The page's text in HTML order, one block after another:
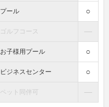
プール ○
ゴルフコース ―
お子様用プール ○
ビジネスセンター ○
ペット同伴可 ―